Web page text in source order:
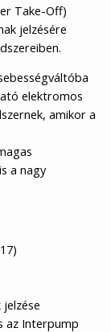
Take-Off)
jelzésére
elektromos
amikor a
a nagy
az Interpump